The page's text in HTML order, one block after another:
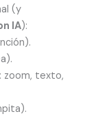
(y
IA):
zoom, texto,